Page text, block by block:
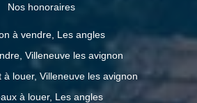
Nos honoraires
à vendre, Les angles
Villeneuve les avignon
à louer, Villeneuve les avignon
à louer, Les angles